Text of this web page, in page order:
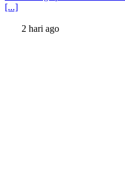
[...]
2 hari ago